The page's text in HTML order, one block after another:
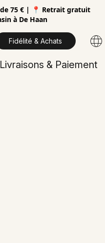
75 € | 📍 Retrait gratuit
à De Haan
Fidélité & Achats
Livraisons & Paiements